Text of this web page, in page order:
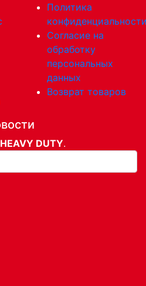
Политика
Согласие на
обработку
персональных
данных
Возврат товаров
HEAVY DUTY.